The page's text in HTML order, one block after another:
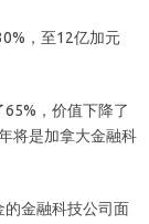
，至12亿加元
，价值下降了
将是加拿大金融科
金融科技公司面